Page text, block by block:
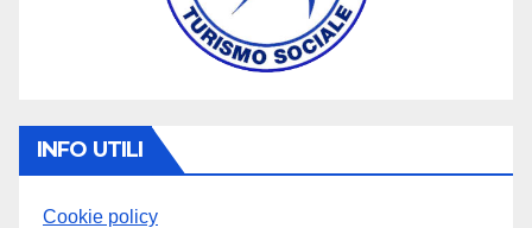
INFO UTILI
Cookie policy